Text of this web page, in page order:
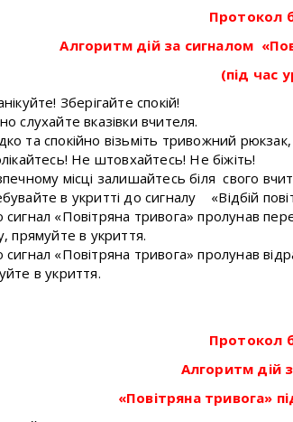
Протокол
Алгоритм дій за сигналом
(під час
Зберігайте спокій!
слухайте вказівки вчителя.
та спокійно візьміть тривожний
Не штовхайтесь! Не біжіть!
місці залишайтесь біля свого
в укритті до сигналу «Відбій
«Повітряна тривога» пролунав
прямуйте в укриття.
«Повітряна тривога» пролунав
в укриття.
Протокол
Алгоритм дій
«Повітряна тривога»